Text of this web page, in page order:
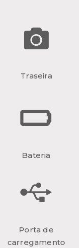
Traseira
Bateria
Porta de
carregamento